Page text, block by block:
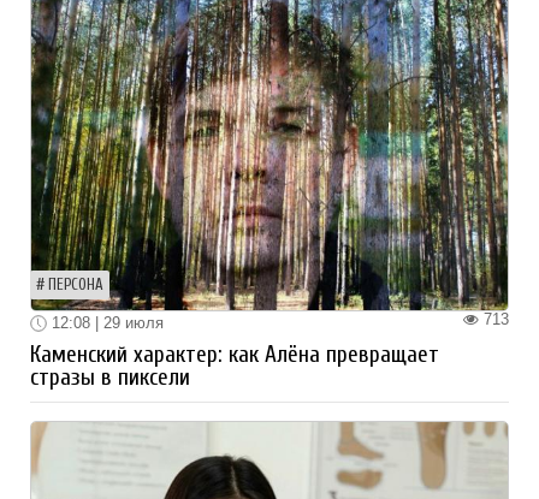
ПЕРСОНА
713
12:08 | 29 июля
Каменский характер: как Алёна превращает
стразы в пиксели